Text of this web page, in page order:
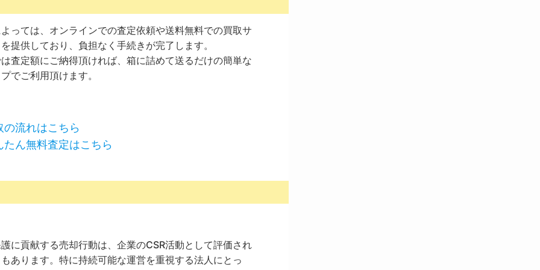
っては、オンラインでの査定依頼や送料無料での買取サ
提供しており、負担なく手続きが完了します。
査定額にご納得頂ければ、箱に詰めて送るだけの簡単な
でご利用頂けます。
の流れはこちら
たん無料査定はこちら
に貢献する売却行動は、企業のCSR活動として評価され
あります。特に持続可能な運営を重視する法人にとっ